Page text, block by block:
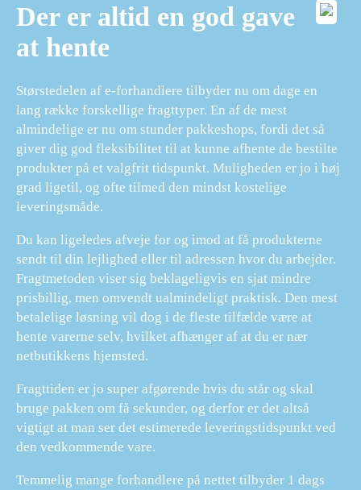
Der er altid en god gave
at hente
Størstedelen af e-forhandlere tilbyder nu om dage en
lang række forskellige fragttyper. En af de mest
almindelige er nu om stunder pakkeshops, fordi det så
giver dig god fleksibilitet til at kunne afhente de bestilte
produkter på et valgfrit tidspunkt. Muligheden er jo i høj
grad ligetil, og ofte tilmed den mindst kostelige
leveringsmåde.
Du kan ligeledes afveje for og imod at få produkterne
sendt til din lejlighed eller til adressen hvor du arbejder.
Fragtmetoden viser sig beklageligvis en sjat mindre
prisbillig, men omvendt ualmindeligt praktisk. Den mest
betalelige løsning vil dog i de fleste tilfælde være at
hente varerne selv, hvilket afhænger af at du er nær
netbutikkens hjemsted.
Fragttiden er jo super afgørende hvis du står og skal
bruge pakken om få sekunder, og derfor er det altså
vigtigt at man ser det estimerede leveringstidspunkt ved
den vedkommende vare.
Temmelig mange forhandlere på nettet tilbyder 1 dags